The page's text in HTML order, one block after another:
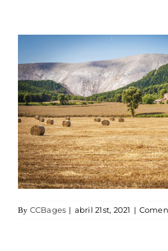
By CCBages | abril 21st, 2021 |